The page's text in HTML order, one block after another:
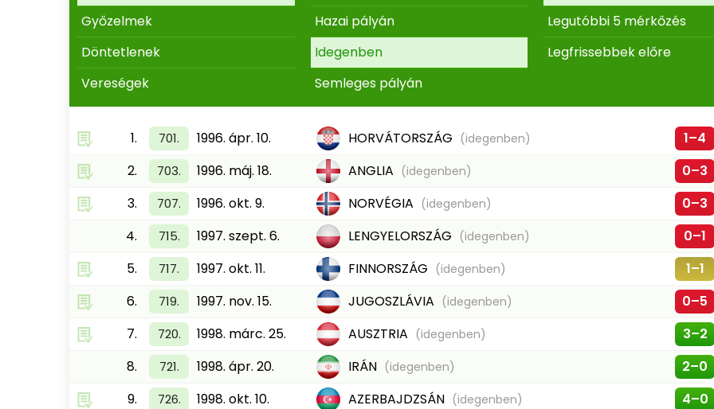
Győzelmek
Döntetlenek
Vereségek
Hazai pályán
Idegenben
Semleges pályán
Legutóbbi 5 mérkőzés
Legfrissebbek előre
1. 701. 1996. ápr. 10. HORVÁTORSZÁG (idegenben)
1–4
2.
703. 1996. máj. 18. ANGLIA (idegenben)
0–3
3.
707. 1996. okt. 9. NORVÉGIA (idegenben)
0–3
4.
715. 1997. szept. 6. LENGYELORSZÁG (idegenben)
0–1
5.
717. 1997. okt. 11. FINNORSZÁG (idegenben)
1–1
6.
719. 1997. nov. 15. JUGOSZLÁVIA (idegenben)
0–5
7.
720. 1998. márc. 25. AUSZTRIA (idegenben)
3–2
8.
721. 1998. ápr. 20. IRÁN (idegenben)
2–0
9.
726. 1998. okt. 10. AZERBAJDZSÁN (idegenben)
4–0